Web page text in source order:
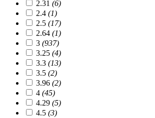
2.31 (6)
2.4 (1)
2.5 (17)
2.64 (1)
3 (937)
3.25 (4)
3.3 (13)
3.5 (2)
3.96 (2)
4 (45)
4.29 (5)
4.5 (3)